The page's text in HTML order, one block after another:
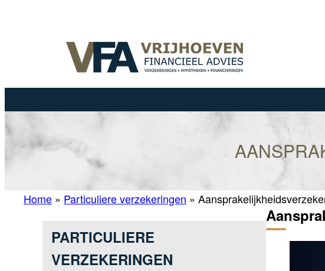
Home » Particuliere verzekeringen »
PARTICULIERE
VERZEKERINGEN